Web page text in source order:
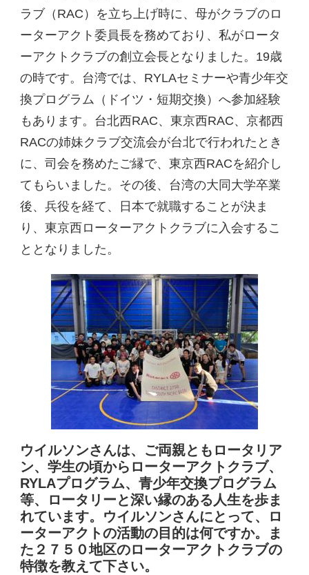
ラブ（RAC）を立ち上げ時に、母がクラブのロ
ーターアクト委員長を務めており、私がロータ
ーアクトクラブの創立会長となりました。19歳
の時です。台湾では、RYLAセミナーや青少年交
換プログラム（ドイツ・短期交換）へ参加経験
もあります。台北西RAC、東京西RAC、京都西
RACの姉妹クラブ交流会が台北で行われたとき
に、司会を務めたご縁で、東京西RACを紹介し
てもらいました。その後、台湾の大同大学卒業
後、兵役を経て、日本で就職することが決ま
り、東京西ローターアクトクラブに入会するこ
ととなりました。
ウイルソンさんは、ご両親ともロータリア
ン、学生の頃からローターアクトクラブ、
RYLAプログラム、青少年交換プログラム
等、ロータリーと深い縁のある人生を歩ま
れています。ウイルソンさんにとって、ロ
ーターアクトの活動の目的は何ですか。ま
た２７５０地区のローターアクトクラブの
特徴を教えて下さい。